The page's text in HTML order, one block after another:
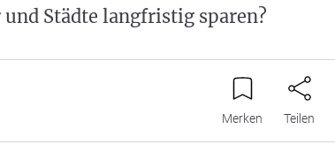
Städte langfristig sparen?
Merken Teilen